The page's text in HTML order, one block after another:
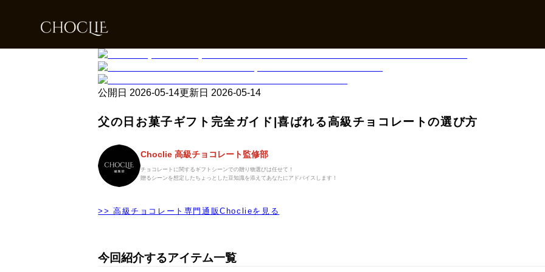
公開日 2026-05-14更新日 2026-05-14
父の日お菓子ギフト完全ガイド|喜ばれる高級チョコレートの選び方
Choclie 高級チョコレート監修部
チョコレートに関するギフトシーンでの贈り物選びは任せて！
贈るシーンを想定したちょっとした豆知識を添えてあなたにアドバイスします！
>> 高級チョコレート専門通販Choclieを見る
今回紹介するアイテム一覧